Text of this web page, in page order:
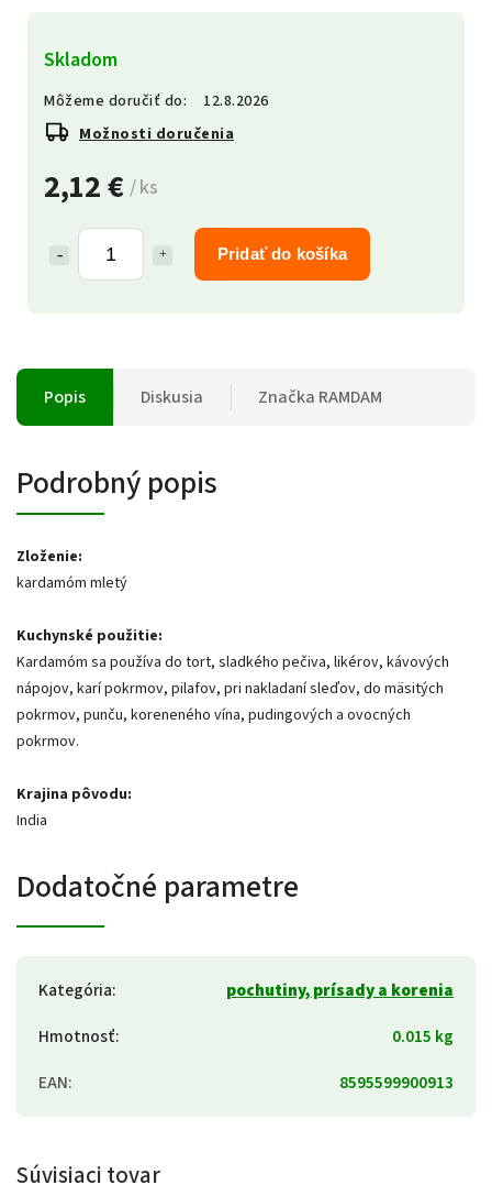
2,12 € / ks
Pridať do košíka
Skladom
Môžeme doručiť do:
12.8.2026
Možnosti doručenia
Popis Diskusia Značka RAMDAM
Podrobný popis
Zloženie:
kardamóm mletý
Kuchynské použitie:
Kardamóm sa používa do tort, sladkého pečiva, likérov, kávových
nápojov, karí pokrmov, pilafov, pri nakladaní sleďov, do mäsitých
pokrmov, punču, koreneného vína, pudingových a ovocných
pokrmov.
Krajina pôvodu:
India
Dodatočné parametre
Kategória:
pochutiny, prísady a korenia
Hmotnosť:
0.015 kg
EAN: 8595599900913
Súvisiaci tovar